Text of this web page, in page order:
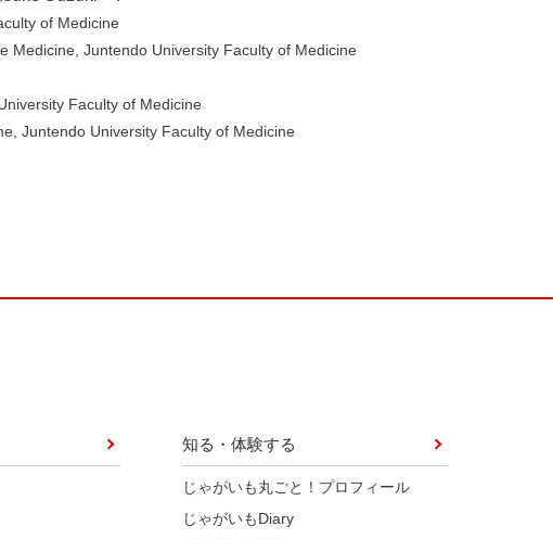
of Medicine
Juntendo University Faculty of Medicine
Faculty of Medicine
Juntendo University Faculty of Medicine
知る・体験する
じゃがいも丸ごと！プロフィール
じゃがいもDiary